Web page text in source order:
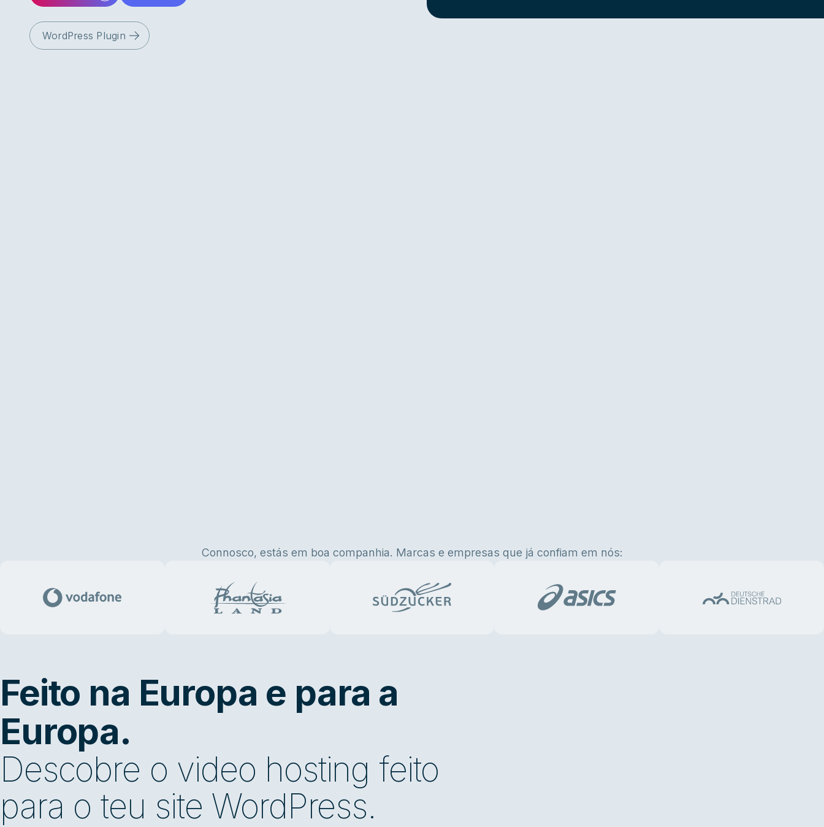
WordPress Plugin
Connosco, estás em boa companhia. Marcas e empresas que já confiam em nós:
Feito na Europa e para a
Europa.
Descobre o video hosting feito
para o teu site WordPress.